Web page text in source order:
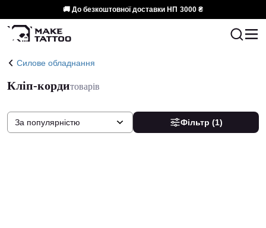
🚚 До безкоштовної доставки НП 3000 ₴
Силове обладнання
Кліп-кордитоварів
Фільтр (1)
За популярністю